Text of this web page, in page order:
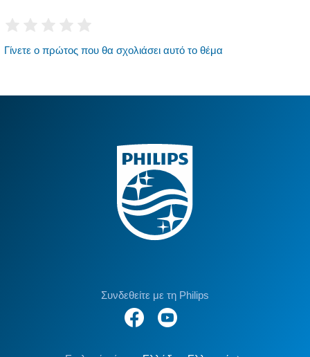
Γίνετε ο πρώτος που θα σχολιάσει αυτό το θέμα
Συνδεθείτε με τη Philips